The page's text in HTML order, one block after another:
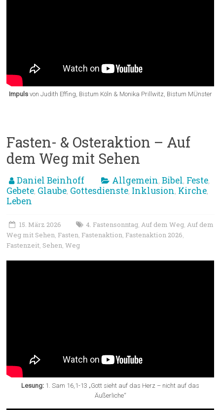
Impulsvon Judith Effing, Bistum Köln & Monika Prillwitz, Bistum MÜnster
Fasten- & Osteraktion – Auf
dem Weg mit Sehen
Daniel Beinhoff Allgemein,Bibel, Feste,
Gebete, Glaube, Gottesdienste, Inklusion, Kirche,
Leben
15. März 2026 4. Fastensonntag,Auf dem Weg,Auf dem
Weg mit Sehen, Fasten, Fastenaktion, Fastenaktion 2026,
Fastenzeit, Sehen,Weg
Lesung: 1. Sam 16,1-13 „Gott sieht auf das Herz – nicht auf das
Äußerliche“